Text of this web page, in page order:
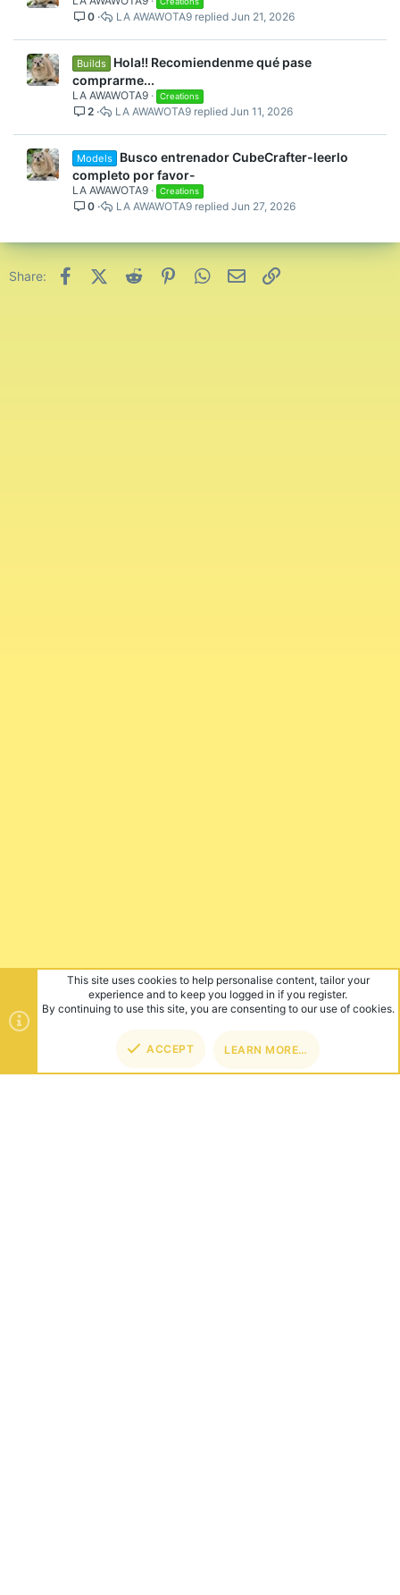
0 Jun 21, 2026
LA AWAWOTA9
Builds
Hola!! Recomiendenme qué pase
comprarme...
LA AWAWOTA9 Creations
2 Jun 11, 2026
LA AWAWOTA9
Models
Busco entrenador CubeCrafter-leerlo
completo por favor-
LA AWAWOTA9 Creations
0 Jun 27, 2026
LA AWAWOTA9
Share: FacebookX (Twitter)
Reddit PinterestWhatsApp
Email
This site uses cookies to help personalise content, tailor your
experience and to keep you logged in if you register.
By continuing to use this site, you are consenting to our use of cookies.
ACCEPT LEARN MORE…